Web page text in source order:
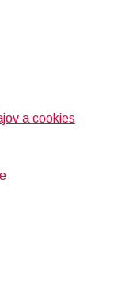
a cookies